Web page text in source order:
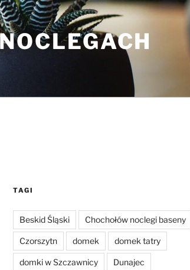
TAGI
Beskid Śląski Chochołów noclegi baseny
Czorszytn domek domek tatry
domki w Szczawnicy Dunajec